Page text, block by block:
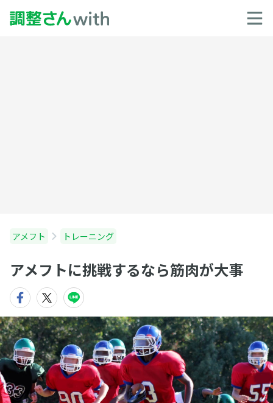
アメフト トレーニング
アメフトに挑戦するなら筋肉が大事